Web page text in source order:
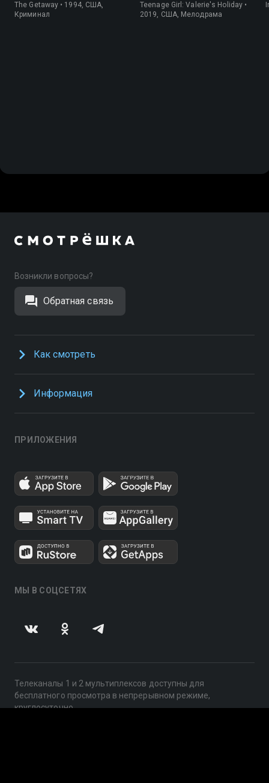
The Getaway • 1994, США,
Криминал
Teenage Girl: Valerie's Holiday •
2019, США, Мелодрама
Возникли вопросы?
Обратная связь
Как смотреть
Информация
ПРИЛОЖЕНИЯ
МЫ В СОЦСЕТЯХ
Телеканалы 1 и 2 мультиплексов доступны для
бесплатного просмотра в непрерывном режиме,
круглосуточно.